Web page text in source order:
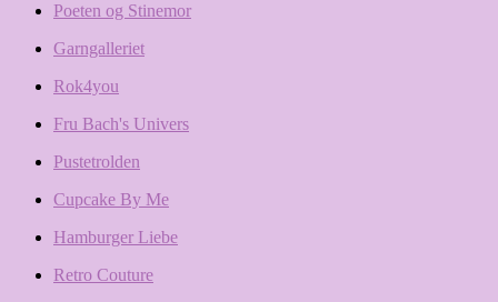
Poeten og Stinemor
Garngalleriet
Rok4you
Fru Bach's Univers
Pustetrolden
Cupcake By Me
Hamburger Liebe
Retro Couture